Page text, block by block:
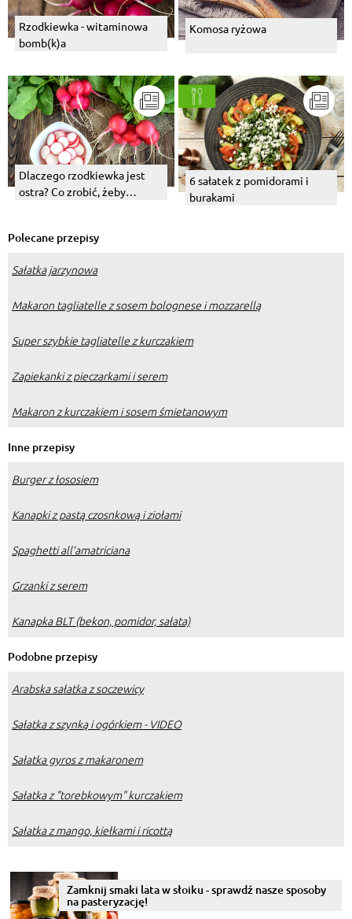
Rzodkiewka - witaminowa
bomb(k)a
Komosa ryżowa
Dlaczego rzodkiewka jest
ostra? Co zrobić, żeby
6 sałatek z pomidorami i
burakami
Polecane przepisy
Sałatka jarzynowa
Makaron tagliatelle z sosem bolognese i mozzarellą
Super szybkie tagliatelle z kurczakiem
Zapiekanki z pieczarkami i serem
Makaron z kurczakiem i sosem śmietanowym
Inne przepisy
Burger z łososiem
Kanapki z pastą czosnkową i ziołami
Spaghetti all’amatriciana
Grzanki z serem
Kanapka BLT (bekon, pomidor, sałata)
Podobne przepisy
Arabska sałatka z soczewicy
Sałatka z szynką i ogórkiem - VIDEO
Sałatka gyros z makaronem
Sałatka z "torebkowym" kurczakiem
Sałatka z mango, kiełkami i ricottą
Zamknij smaki lata w słoiku - sprawdź nasze sposoby
na pasteryzację!